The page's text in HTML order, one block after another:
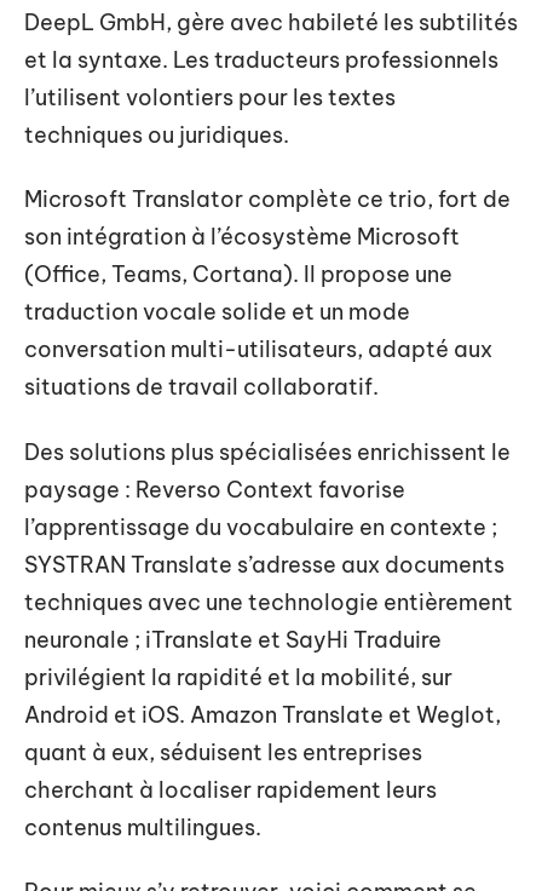
DeepL GmbH, gère avec habileté les subtilités
et la syntaxe. Les traducteurs professionnels
l’utilisent volontiers pour les textes
techniques ou juridiques.
Microsoft Translator complète ce trio, fort de
son intégration à l’écosystème Microsoft
(Office, Teams, Cortana). Il propose une
traduction vocale solide et un mode
conversation multi-utilisateurs, adapté aux
situations de travail collaboratif.
Des solutions plus spécialisées enrichissent le
paysage : Reverso Context favorise
l’apprentissage du vocabulaire en contexte ;
SYSTRAN Translate s’adresse aux documents
techniques avec une technologie entièrement
neuronale ; iTranslate et SayHi Traduire
privilégient la rapidité et la mobilité, sur
Android et iOS. Amazon Translate et Weglot,
quant à eux, séduisent les entreprises
cherchant à localiser rapidement leurs
contenus multilingues.